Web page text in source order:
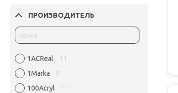
ПРОИЗВОДИТЕЛЬ
1ACReal
11
1Marka
9
100Acryl
11